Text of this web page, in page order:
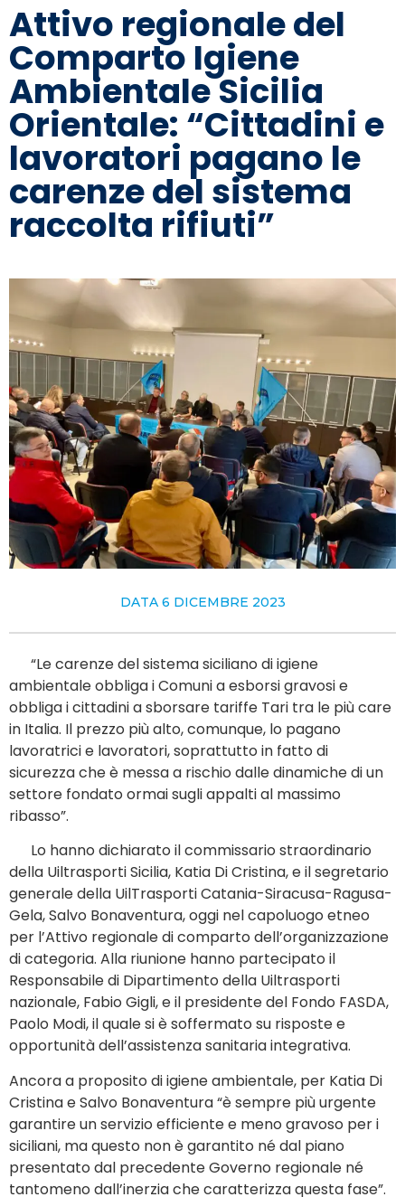
Attivo regionale del
Comparto Igiene
Ambientale Sicilia
Orientale: “Cittadini e
lavoratori pagano le
carenze del sistema
raccolta rifiuti”
DATA 6 DICEMBRE 2023
“Le carenze del sistema siciliano di igiene
ambientale obbliga i Comuni a esborsi gravosi e
obbliga i cittadini a sborsare tariffe Tari tra le più care
in Italia. Il prezzo più alto, comunque, lo pagano
lavoratrici e lavoratori, soprattutto in fatto di
sicurezza che è messa a rischio dalle dinamiche di un
settore fondato ormai sugli appalti al massimo
ribasso”.
Lo hanno dichiarato il commissario straordinario
della Uiltrasporti Sicilia, Katia Di Cristina, e il segretario
generale della UilTrasporti Catania-Siracusa-Ragusa-
Gela, Salvo Bonaventura, oggi nel capoluogo etneo
per l’Attivo regionale di comparto dell’organizzazione
di categoria. Alla riunione hanno partecipato il
Responsabile di Dipartimento della Uiltrasporti
nazionale, Fabio Gigli, e il presidente del Fondo FASDA,
Paolo Modi, il quale si è soffermato su risposte e
opportunità dell’assistenza sanitaria integrativa.
Ancora a proposito di igiene ambientale, per Katia Di
Cristina e Salvo Bonaventura “è sempre più urgente
garantire un servizio efficiente e meno gravoso per i
siciliani, ma questo non è garantito né dal piano
presentato dal precedente Governo regionale né
tantomeno dall’inerzia che caratterizza questa fase”.